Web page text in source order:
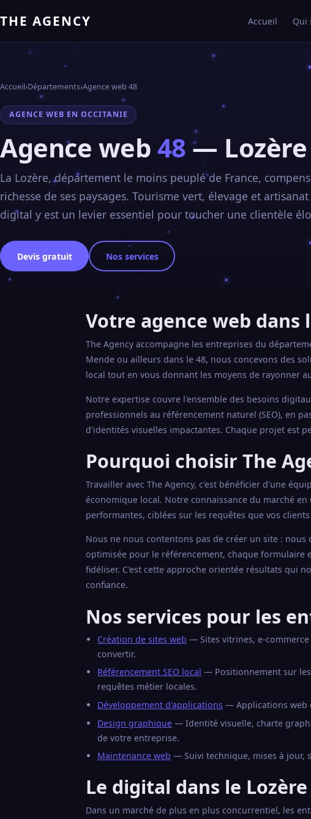
THE AGENCY Accueil Qui
Accueil›Départements›Agence web 48
AGENCE WEB EN OCCITANIE
Agence web48 — Lozère
La Lozère, département le moins peuplé de France,
richesse de ses paysages. Tourisme vert, élevage et
digital y est un levier essentiel pour toucher une clientèle
Devis gratuit Nos services
Votre agence web dans
The Agency accompagne les entreprises du
Mende ou ailleurs dans le 48, nous concevons des
local tout en vous donnant les moyens de rayonner
Notre expertise couvre l'ensemble des besoins
professionnels au référencement naturel (SEO), en
d'identités visuelles impactantes. Chaque projet est
Pourquoi choisir The
Travailler avec The Agency, c'est bénéficier d'une
économique local. Notre connaissance du marché
performantes, ciblées sur les requêtes que vos
Nous ne nous contentons pas de créer un site :
optimisée pour le référencement, chaque formulaire
fidéliser. C'est cette approche orientée résultats qui
confiance.
Nos services pour les
Création de sites web — Sites vitrines, e-
convertir.
Référencement SEO local — Positionnement sur les
requêtes métier locales.
Développement d'applications — Applications web
Design graphique — Identité visuelle, charte
de votre entreprise.
Maintenance web — Suivi technique, mises à jour,
Le digital dans le
Dans un marché de plus en plus concurrentiel, les